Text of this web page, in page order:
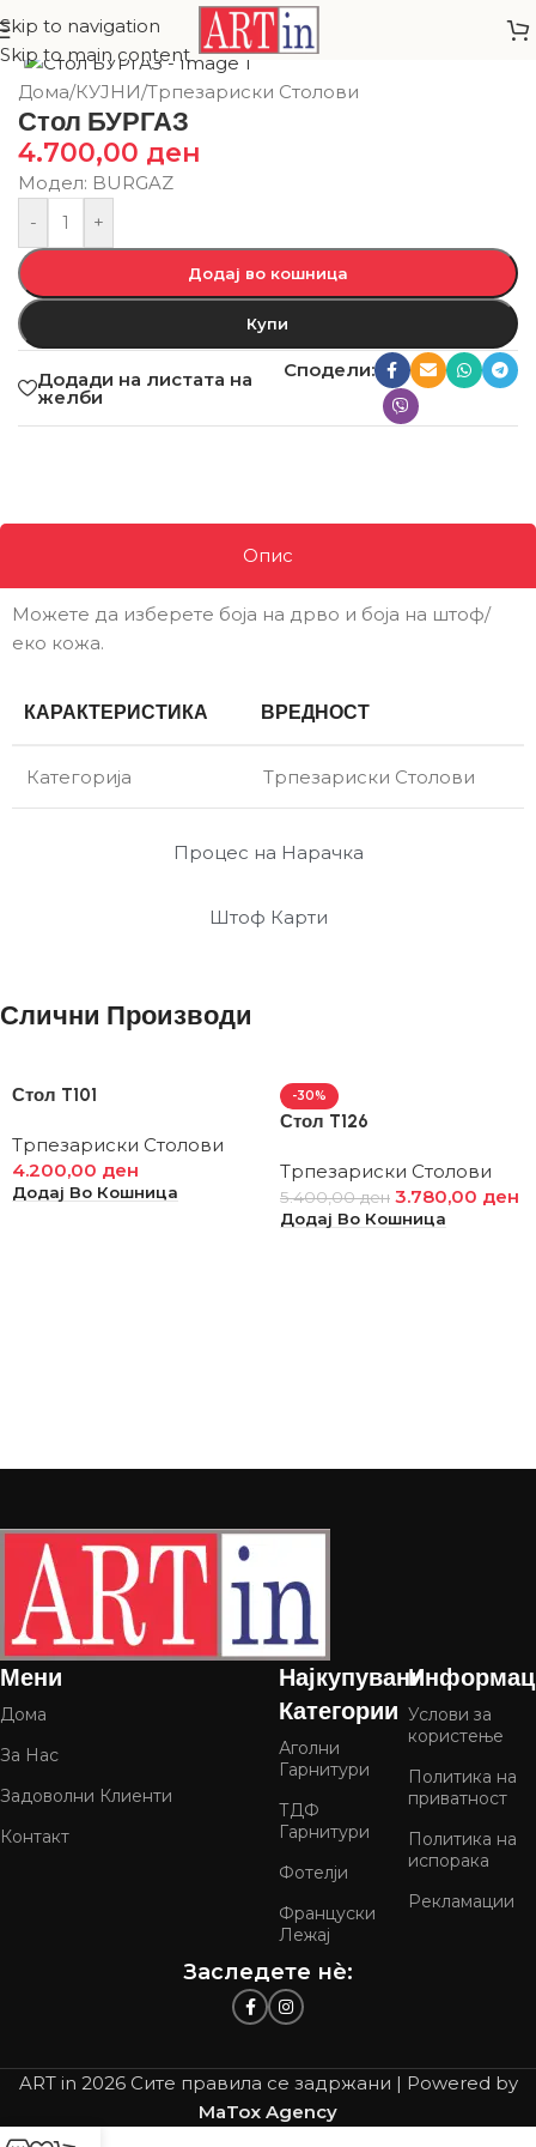
Skip to navigation
Skip to main content
Дома/КУЈНИ/Трпезариски Столови
Стол БУРГАЗ
4.700,00 ден
Модел: BURGAZ
-
+
Додај во кошница
Купи
Додади на листата на
желби
Сподели:
Опис
Процес на Нарачка
Штоф Карти
Можете да изберете боја на дрво и боја на штоф/
еко кожа.
КАРАКТЕРИСТИКА ВРЕДНОСТ
Категорија Трпезариски Столови
Слични Производи
Стол T101
Трпезариски Столови
4.200,00 ден
Додај Во Кошница
-30%
Стол T126
Трпезариски Столови
5.400,00ден 3.780,00 ден
Додај Во Кошница
Мени
Дома
За Нас
Задоволни Клиенти
Контакт
Најкупувани
Категории
Аголни
Гарнитури
ТДФ
Гарнитури
Фотелји
Француски
Лежај
Услови за
користење
Политика на
приватност
Политика на
испорака
Рекламации
Заследете нѐ:
ART in 2026 Сите правила се задржани | Powered by
MaTox Agency